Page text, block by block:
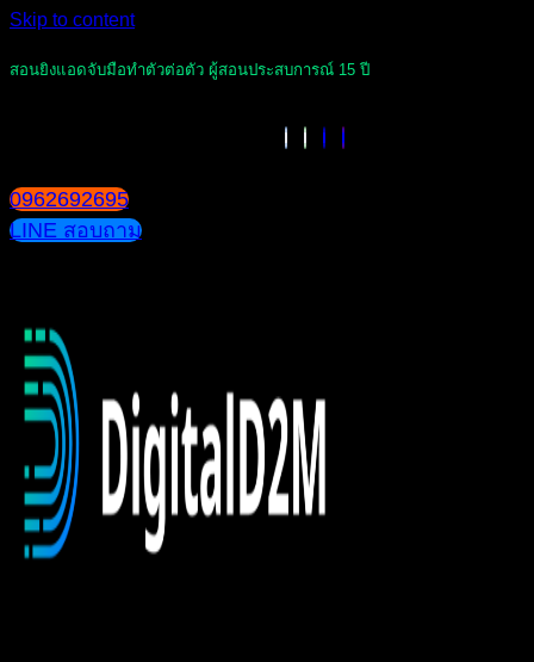
Skip to content
สอนยิงแอดจับมือทำตัวต่อตัว ผู้สอนประสบการณ์ 15 ปี
0962692695
LINE สอบถาม